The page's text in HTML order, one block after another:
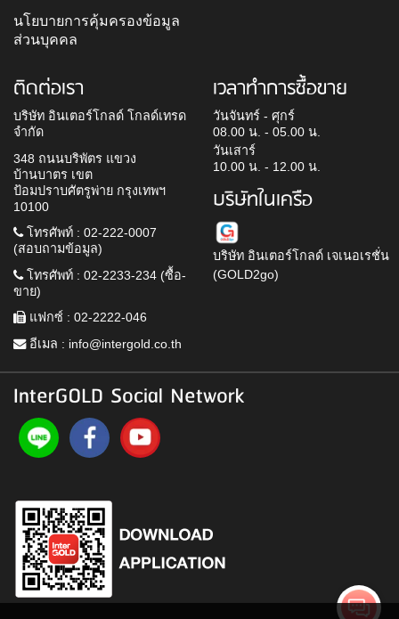
นโยบายการคุ้มครองข้อมูล
ส่วนบุคคล
ติดต่อเรา
บริษัท อินเตอร์โกลด์ โกลด์เทรด
จำกัด
348 ถนนบริพัตร แขวง
บ้านบาตร เขต
ป้อมปราบศัตรูพ่าย กรุงเทพฯ
10100
โทรศัพท์ : 02-222-0007
(สอบถามข้อมูล)
โทรศัพท์ : 02-2233-234 (ซื้อ-
ขาย)
แฟกซ์ : 02-2222-046
อีเมล : info@intergold.co.th
เวลาทำการซื้อขาย
วันจันทร์ - ศุกร์
08.00 น. - 05.00 น.
วันเสาร์
10.00 น. - 12.00 น.
บริษัทในเครือ
บริษัท อินเตอร์โกลด์ เจเนอเรชั่น
(GOLD2go)
InterGOLD Social Network